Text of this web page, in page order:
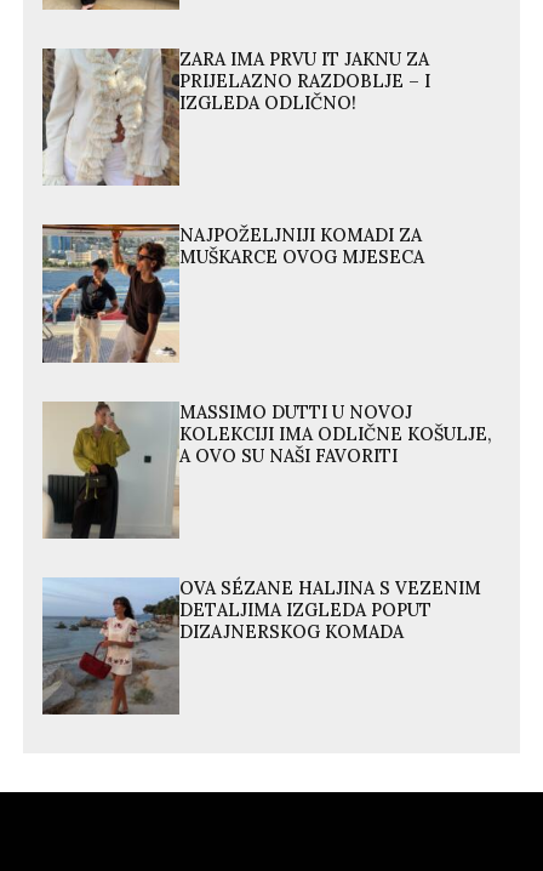
ZARA IMA PRVU IT JAKNU ZA
PRIJELAZNO RAZDOBLJE – I
IZGLEDA ODLIČNO!
NAJPOŽELJNIJI KOMADI ZA
MUŠKARCE OVOG MJESECA
MASSIMO DUTTI U NOVOJ
KOLEKCIJI IMA ODLIČNE KOŠULJE,
A OVO SU NAŠI FAVORITI
OVA SÉZANE HALJINA S VEZENIM
DETALJIMA IZGLEDA POPUT
DIZAJNERSKOG KOMADA